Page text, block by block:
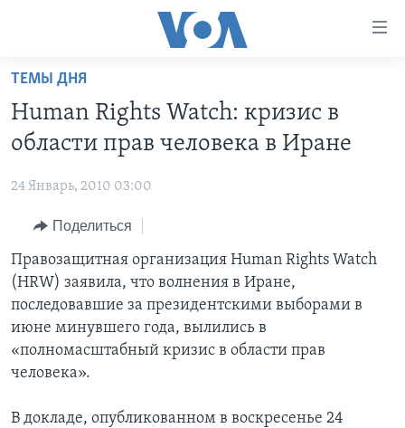
Перейти
основной
контент
навигации
Перейти
поиск
ПРОГРАММЫ
НОВОСТИ ЗА МИНУТУ
ИТОГИ
ПОЧЕМУ ЭТО ВАЖНО?
ДИСКУССИЯ VOA
ДЕТАЛИ
НЬЮ-ЙОРК NEW YORK
УЧИМ АНГЛИЙСКИЙ
НАША АМЕРИКАНСКАЯ ИСТОРИЯ
А КАК В АМЕРИКЕ?
АРТЕФАКТЫ
АМЕРИКАНСКИЕ ГОРОДКИ
ТЕСТЫ
ЭКСПЕРТИЗА
ИНТЕРВЬЮ
ФАКТЫ ПРОТИВ ФЕЙКОВ
ЗА СВОБОДУ ПРЕССЫ
УЧИМ АНГЛИЙСКИЙ
ВИДЕО
ТЕМЫ ДНЯ
Human Rights Watch: кризис в
области прав человека в Иране
24 Январь, 2010 03:00
Поделиться
Правозащитная организация Human Rights Watch
(HRW) заявила, что волнения в Иране,
последовавшие за президентскими выборами в
июне минувшего года, вылились в
«полномасштабный кризис в области прав
человека».
В докладе, опубликованном в воскресенье 24